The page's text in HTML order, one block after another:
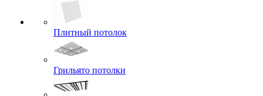
Плитный потолок
Грильято потолки